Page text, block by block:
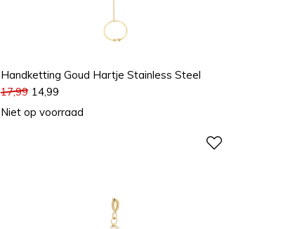
Handketting Goud Hartje Stainless Steel
17,99 14,99
Niet op voorraad